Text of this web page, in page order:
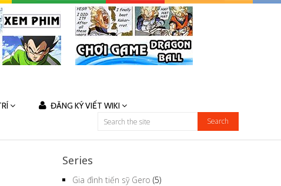
ĐĂNG KÝ VIẾT WIKI
Series
Gia đình tiến sỹ Gero (5)